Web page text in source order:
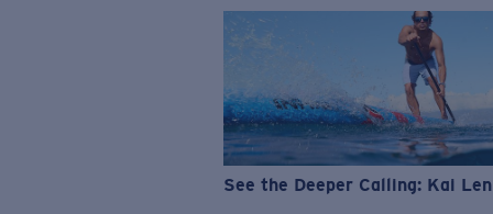
See the Deeper Calling: Kai